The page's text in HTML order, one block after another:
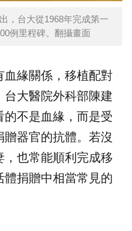
，台大從1968年完成第一
例里程碑。翻攝畫面
血緣關係，移植配對
台大醫院外科部陳建
不是血緣，而是受
器官的抗體。若沒
也常能順利完成移
捐贈中相當常見的